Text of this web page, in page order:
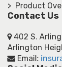
> Product
Contact Us
402 S.
Arlington
Email: